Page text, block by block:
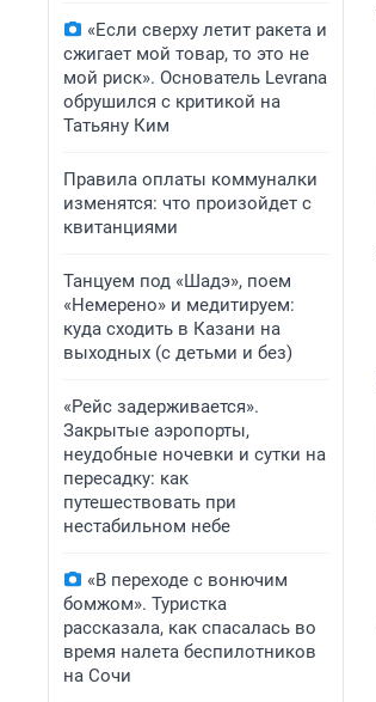
«Если сверху летит ракета и
сжигает мой товар, то это не
мой риск». Основатель Levrana
обрушился с критикой на
Татьяну Ким
Правила оплаты коммуналки
изменятся: что произойдет с
квитанциями
Танцуем под «Шадэ», поем
«Немерено» и медитируем:
куда сходить в Казани на
выходных (с детьми и без)
«Рейс задерживается».
Закрытые аэропорты,
неудобные ночевки и сутки на
пересадку: как
путешествовать при
нестабильном небе
«В переходе с вонючим
бомжом». Туристка
рассказала, как спасалась во
время налета беспилотников
на Сочи